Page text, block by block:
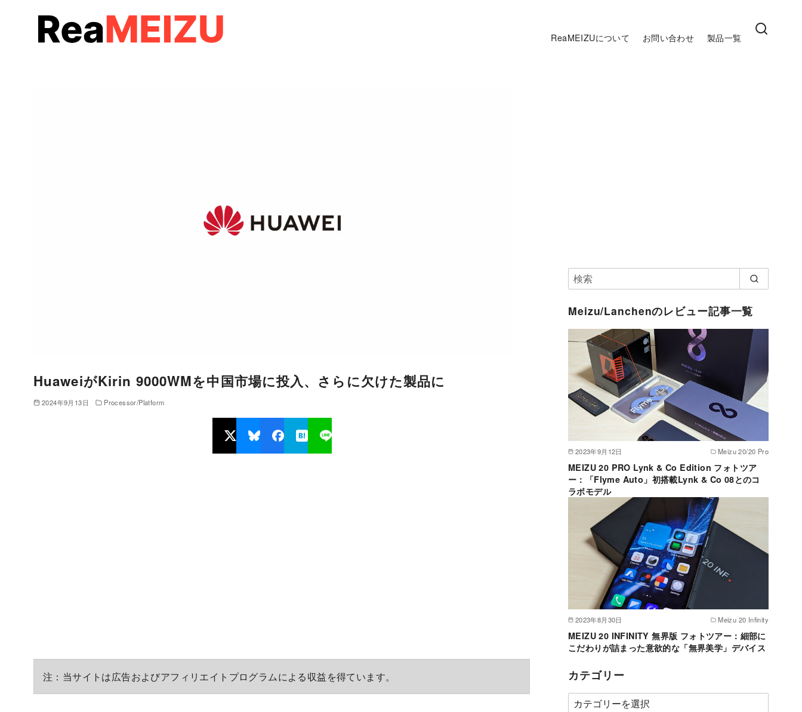
ReaMEIZUについて お問い合わせ 製品一覧
HuaweiがKirin 9000WMを中国市場に投入、さらに欠けた製品に
2024年9月13日 Processor/Platform
注：当サイトは広告およびアフィリエイトプログラムによる収益を得ています。
Meizu/Lanchenのレビュー記事一覧
2023年9月12日 Meizu 20/20 Pro
MEIZU 20 PRO Lynk & Co Edition フォトツア
ー：「Flyme Auto」初搭載Lynk & Co 08とのコ
ラボモデル
2023年8月30日 Meizu 20 Infinity
MEIZU 20 INFINITY 無界版 フォトツアー：細部に
こだわりが詰まった意欲的な「無界美学」デバイス
カテゴリー
カ